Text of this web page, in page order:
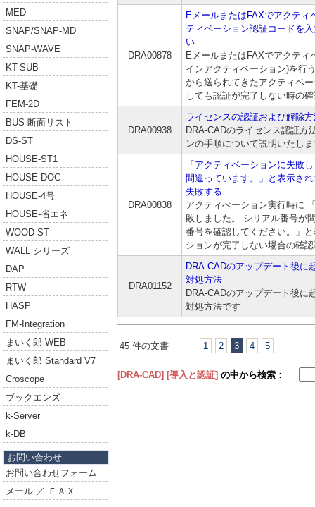
MED
SNAP/SNAP-MD
SNAP-WAVE
KT-SUB
KT-基礎
FEM-2D
BUS-断面リスト
DS-ST
HOUSE-ST1
HOUSE-DOC
HOUSE-4号
HOUSE-省エネ
WOOD-ST
WALL シリーズ
DAP
RTW
HASP
FM-Integration
まいく郎 WEB
まいく郎 Standard V7
Croscope
ブックエンズ
k-Server
k-DB
お問い合わせ
お問い合わせフォーム
メール ／ ＦＡＸ
DRA00878
EメールまたはFAXでアクティ
ティベーション認証コードを
い
EメールまたはFAXでアクティ
インアクティベーション)を行
から送られてきたアクティベ
しても認証が完了しない時の
DRA00938
ライセンスの認証および解除
DRA-CADのライセンス認証方
ンの手順について説明いたし
DRA00838
「アクティベーションに失敗
間違っています。」と表示さ
失敗する
アクティべーション実行時に
敗しました。 シリアル番号が
番号を確認してください。」
ションが完了しない場合の確
DRA01152
DRA-CADのアップデート後に
対処方法
DRA-CADのアップデート後に
対処方法です
45 件の文書 1 2 3 4 5
[DRA-CAD] [導入と認証] の中から検索：